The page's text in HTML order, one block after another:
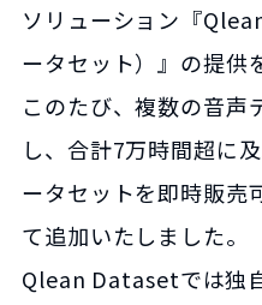
ソリューション『
ータセット）』の提供
このたび、複数の音声
し、合計7万時間超に
ータセットを即時販売
て追加いたしました。
Qlean Datasetでは独